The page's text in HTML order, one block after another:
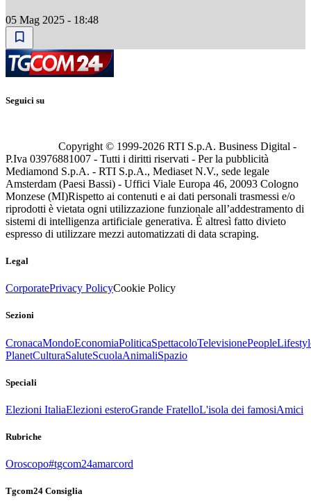
05 Mag 2025 - 18:48
Seguici su
Copyright © 1999-2026 RTI S.p.A. Business Digital -
P.Iva 03976881007 - Tutti i diritti riservati - Per la pubblicità
Mediamond S.p.A. - RTI S.p.A., Mediaset N.V., sede legale
Amsterdam (Paesi Bassi) - Uffici Viale Europa 46, 20093 Cologno
Monzese (MI)Rispetto ai contenuti e ai dati personali trasmessi e/o
riprodotti è vietata ogni utilizzazione funzionale all’addestramento di
sistemi di intelligenza artificiale generativa. È altresì fatto divieto
espresso di utilizzare mezzi automatizzati di data scraping.
Legal
CorporatePrivacy PolicyCookie Policy
Sezioni
CronacaMondoEconomiaPoliticaSpettacoloTelevisionePeople
PlanetCulturaSaluteScuolaAnimaliSpazio
Speciali
Elezioni ItaliaElezioni esteroGrande FratelloL'isola dei famosiAmici
Rubriche
Oroscopo#tgcom24amarcord
Tgcom24 Consiglia